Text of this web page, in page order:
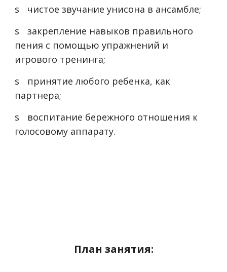
s
чистое звучание унисона в ансамбле;
s
закрепление навыков правильного
пения с помощью упражнений и
игрового тренинга;
s
принятие любого ребенка, как
партнера;
s
воспитание бережного отношения к
голосовому аппарату.
План занятия: